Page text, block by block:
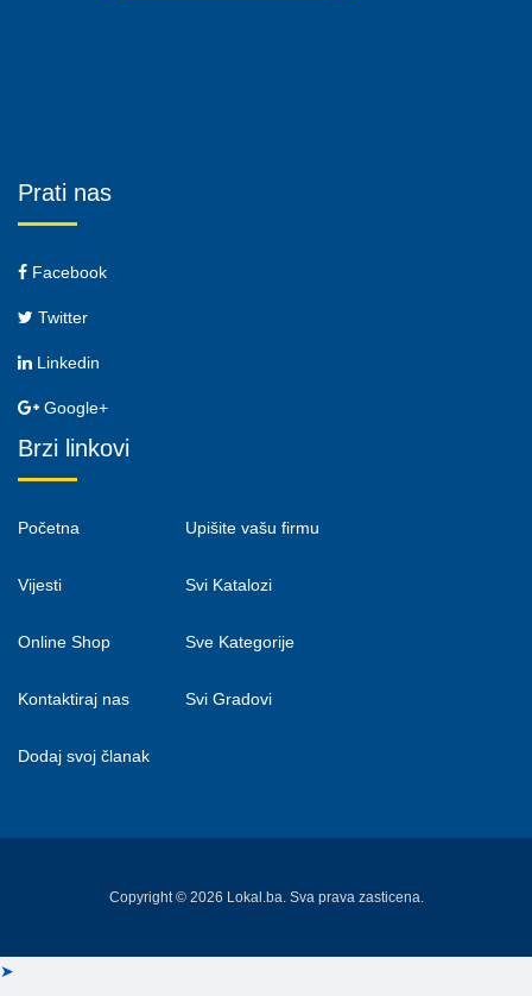
Prati nas
Facebook
Twitter
Linkedin
Google+
Brzi linkovi
Početna
Vijesti
Online Shop
Kontaktiraj nas
Dodaj svoj članak
Upišite vašu firmu
Svi Katalozi
Sve Kategorije
Svi Gradovi
Copyright © 2026 Lokal.ba. Sva prava zasticena.
➤